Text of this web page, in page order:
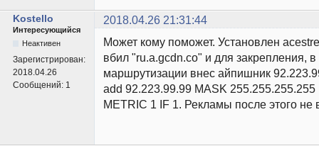
Kostello 2018.04.26 21:31:44
Интересующийся
Неактивен
Зарегистрирован:
2018.04.26
Сообщений: 1
Может кому поможет. Установлен
вбил "ru.a.gcdn.co" и для закрепления, в
маршрутизации внес айпишник
add 92.223.99.99 MASK 255.255.255.255
METRIC 1 IF 1. Рекламы после этого не